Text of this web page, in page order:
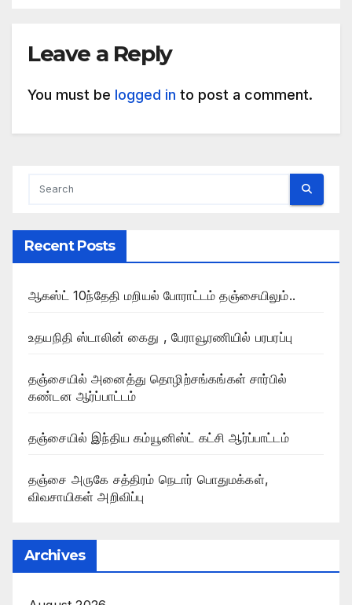
Leave a Reply
You must be logged in to post a comment.
Recent Posts
ஆகஸ்ட் 10ந்தேதி மறியல் போராட்டம் தஞ்சையிலும்..
உதயநிதி ஸ்டாலின் கைது , பேராவூரணியில் பரபரப்பு
தஞ்சையில் அனைத்து தொழிற்சங்கங்கள் சார்பில்
கண்டன ஆர்ப்பாட்டம்
தஞ்சையில் இந்திய கம்யூனிஸ்ட் கட்சி ஆர்ப்பாட்டம்
தஞ்சை அருகே சத்திரம் நெடார் பொதுமக்கள்,
விவசாயிகள் அறிவிப்பு
Archives